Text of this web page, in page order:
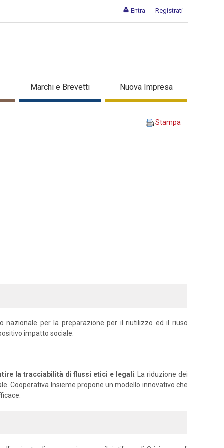
Entra Registrati
INSIEME - Dettaglio corso
Marchi e Brevetti Nuova Impresa
Stampa
nazionale per la preparazione per il riutilizzo ed il riuso
impatto sociale.
la tracciabilità di flussi etici e legali . La riduzione dei
Cooperativa Insieme propone un modello innovativo che